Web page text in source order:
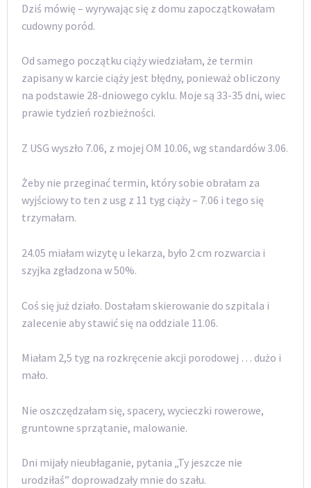
Dziś mówię – wyrywając się z domu zapoczątkowałam
cudowny poród.
Od samego początku ciąży wiedziałam, że termin
zapisany w karcie ciąży jest błędny, ponieważ obliczony
na podstawie 28-dniowego cyklu. Moje są 33-35 dni, wiec
prawie tydzień rozbieżności.
Z USG wyszło 7.06, z mojej OM 10.06, wg standardów 3.06.
Żeby nie przeginać termin, który sobie obrałam za
wyjściowy to ten z usg z 11 tyg ciąży – 7.06 i tego się
trzymałam.
24.05 miałam wizytę u lekarza, było 2 cm rozwarcia i
szyjka zgładzona w 50%.
Coś się już działo. Dostałam skierowanie do szpitala i
zalecenie aby stawić się na oddziale 11.06.
Miałam 2,5 tyg na rozkręcenie akcji porodowej … dużo i
mało.
Nie oszczędzałam się, spacery, wycieczki rowerowe,
gruntowne sprzątanie, malowanie.
Dni mijały nieubłaganie, pytania „Ty jeszcze nie
urodziłaś” doprowadzały mnie do szału.